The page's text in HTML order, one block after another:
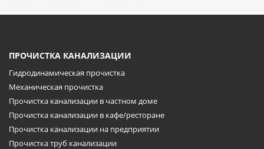
ПРОЧИСТКА КАНАЛИЗАЦИИ
Гидродинамическая прочистка
Механическая прочистка
Прочистка канализации в частном доме
Прочистка канализации в кафе/ресторане
Прочистка канализации на предприятии
Прочистка труб канализации